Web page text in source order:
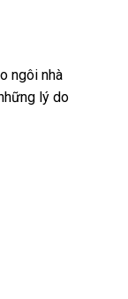
ngôi nhà
lý do